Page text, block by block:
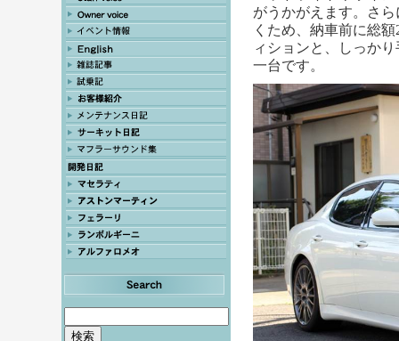
がうかがえます。さ
くため、納車前に総
ィションと、しっか
一台です。